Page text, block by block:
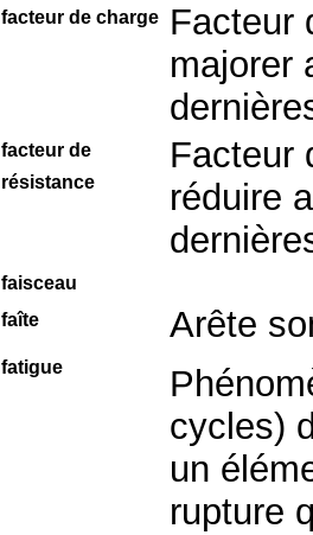
facteur de charge
Facteur
majorer
facteur de
résistance
Facteur
réduire
faisceau
faîte
Arête
fatigue
cycles)
un
rupture